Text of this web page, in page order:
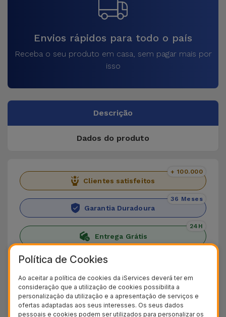
Envios rápidos para todo o país
Receba o seu produto em casa, sem pagar mais por
isso
Descrição
Dados do produto
Clientes satisfeitos
+ 100.000
Garantia Duradoura
36 Meses
Entrega Grátis
24H
Descubra a Capa Huawei
Transparente
Falar da Capa Transparente para Huawei é a
opção perfeita para quem proteger o
Política de Cookies
Ao aceitar a política de cookies da iServices deverá ter em
consideração que a utilização de cookies possibilita a
personalização da utilização e a apresentação de serviços e
ofertas adaptadas aos seus interesses. Os seus dados
pessoais e cookies podem ser utilizados para personalizar os